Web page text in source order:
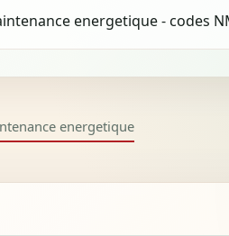
energetique - codes
energetique